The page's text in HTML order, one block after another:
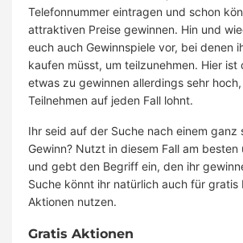
Telefonnummer eintragen und schon
attraktiven Preise gewinnen. Hin und
euch auch Gewinnspiele vor, bei denen
kaufen müsst, um teilzunehmen. Hier ist
etwas zu gewinnen allerdings sehr
Teilnehmen auf jeden Fall lohnt.
Ihr seid auf der Suche nach einem ganz
Gewinn? Nutzt in diesem Fall am besten
und gebt den Begriff ein, den ihr
Suche könnt ihr natürlich auch für gratis
Aktionen nutzen.
Gratis Aktionen